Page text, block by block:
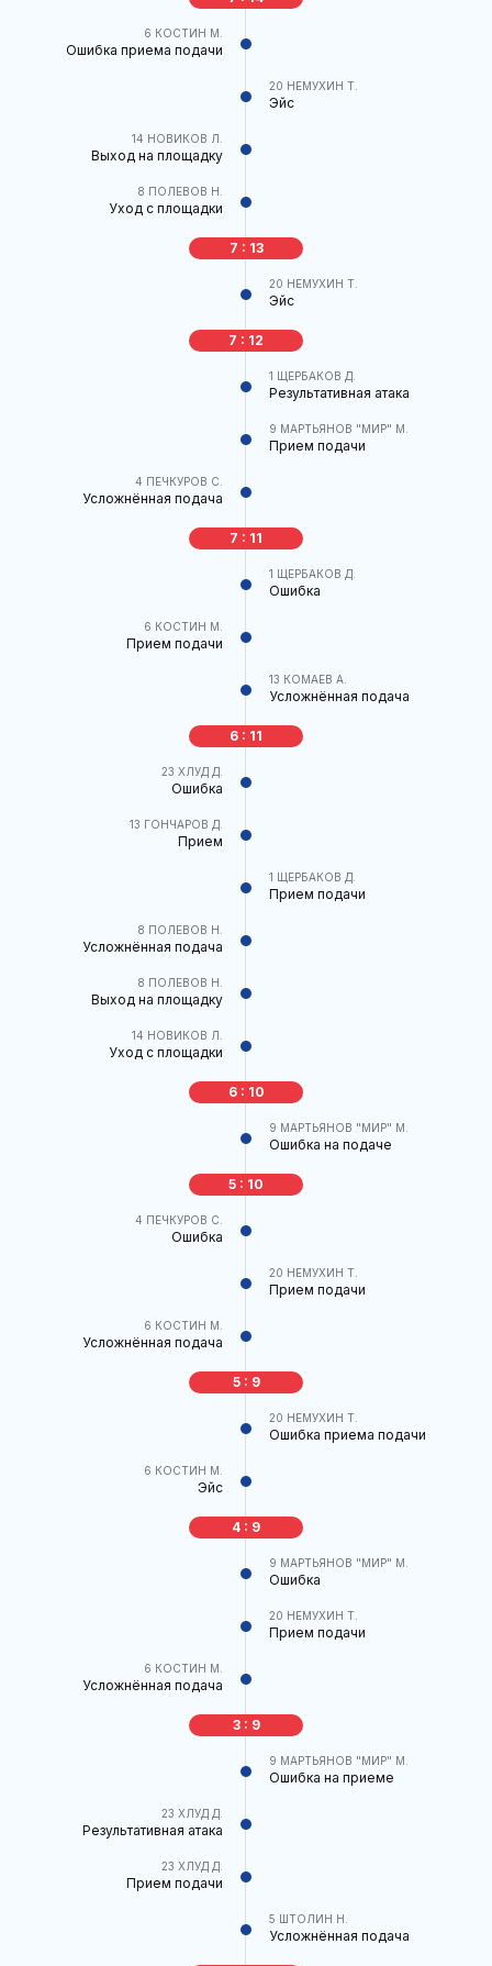
6 КОСТИН М.
Ошибка приема подачи
20 НЕМУХИН Т.
Эйс
14 НОВИКОВ Л.
Выход на площадку
8 ПОЛЕВОВ Н.
Уход с площадки
7 : 13
20 НЕМУХИН Т.
Эйс
7 : 12
1 ЩЕРБАКОВ Д.
Результативная атака
9 МАРТЬЯНОВ "МИР" М.
Прием подачи
4 ПЕЧКУРОВ С.
Усложнённая подача
7 : 11
1 ЩЕРБАКОВ Д.
Ошибка
6 КОСТИН М.
Прием подачи
13 КОМАЕВ А.
Усложнённая подача
6 : 11
23 ХЛУД Д.
Ошибка
13 ГОНЧАРОВ Д.
Прием
1 ЩЕРБАКОВ Д.
Прием подачи
8 ПОЛЕВОВ Н.
Усложнённая подача
8 ПОЛЕВОВ Н.
Выход на площадку
14 НОВИКОВ Л.
Уход с площадки
6 : 10
9 МАРТЬЯНОВ "МИР" М.
Ошибка на подаче
5 : 10
4 ПЕЧКУРОВ С.
Ошибка
20 НЕМУХИН Т.
Прием подачи
6 КОСТИН М.
Усложнённая подача
5 : 9
20 НЕМУХИН Т.
Ошибка приема подачи
6 КОСТИН М.
Эйс
4 : 9
9 МАРТЬЯНОВ "МИР" М.
Ошибка
20 НЕМУХИН Т.
Прием подачи
6 КОСТИН М.
Усложнённая подача
3 : 9
9 МАРТЬЯНОВ "МИР" М.
Ошибка на приеме
23 ХЛУД Д.
Результативная атака
23 ХЛУД Д.
Прием подачи
5 ШТОЛИН Н.
Усложнённая подача